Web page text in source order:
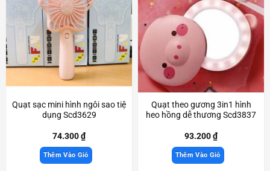
Quạt sạc mini hình ngôi sao tiệ
dụng Scd3629
74.300₫
Thêm Vào Giỏ
Quạt theo gương 3in1 hình
heo hồng dễ thương Scd3837
93.200₫
Thêm Vào Giỏ